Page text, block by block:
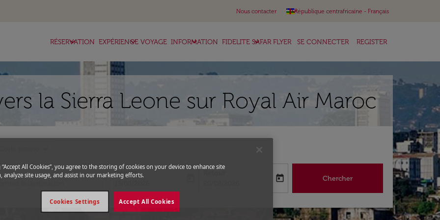
Nous contacter République centrafricaine - Français
keyboard_arrow_down
RÉSERVATION
keyboard_arrow_down EXPÉRIENCE VOYAGE
keyboard_arrow_down INFORMATION
keyboard_arrow_down FIDELITE SAFAR FLYER
keyboard_arrow_down SE CONNECTER REGISTER
la Sierra Leone sur Royal Air Maroc
Départ
fc-booking-return-date-aria-label
today Chercher
“Accept All Cookies”, you agree to the storing of cookies on your device to enhance site
analyze site usage, and assist in our marketing efforts.
Accept All Cookies
Cookies Settings